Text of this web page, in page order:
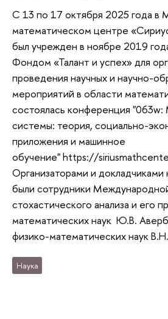
С 13 по 17 октября 2025 года в
математическом центре
был учрежден в ноябре 2019
Фондом «Талант и успех» для
проведения научных и научно-
мероприятий в области
состоялась конференция "063w:
системы: теория, социально-
приложения и машинное
обучение" https://
Организаторами и
были сотрудники
стохастического анализа и его
математических наук Ю.В.
физико-математических наук
Наука